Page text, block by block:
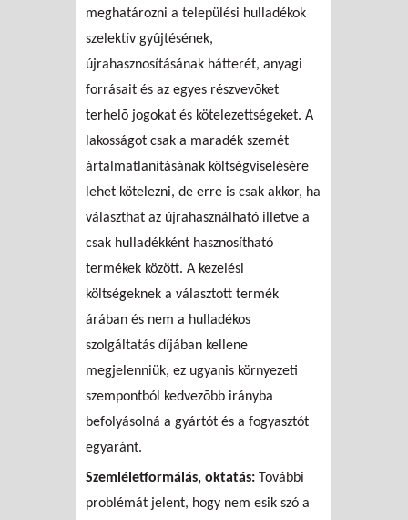
meghatározni a települési hulladékok
szelektív gyûjtésének,
újrahasznosításának hátterét, anyagi
forrásait és az egyes részvevõket
terhelõ jogokat és kötelezettségeket. A
lakosságot csak a maradék szemét
ártalmatlanításának költségviselésére
lehet kötelezni, de erre is csak akkor, ha
választhat az újrahasználható illetve a
csak hulladékként hasznosítható
termékek között. A kezelési
költségeknek a választott termék
árában és nem a hulladékos
szolgáltatás díjában kellene
megjelenniük, ez ugyanis környezeti
szempontból kedvezõbb irányba
befolyásolná a gyártót és a fogyasztót
egyaránt.
Szemléletformálás, oktatás: További
problémát jelent, hogy nem esik szó a